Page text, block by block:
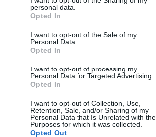
personal data.
Opted In
I want to opt-out of the Sale of my
Personal Data.
Opted In
I want to opt-out of processing my
Personal Data for Targeted Advertising.
Opted In
I want to opt-out of Collection, Use,
Retention, Sale, and/or Sharing of my
Personal Data that Is Unrelated with the
Purposes for which it was collected.
Opted Out
több
főtér.ro